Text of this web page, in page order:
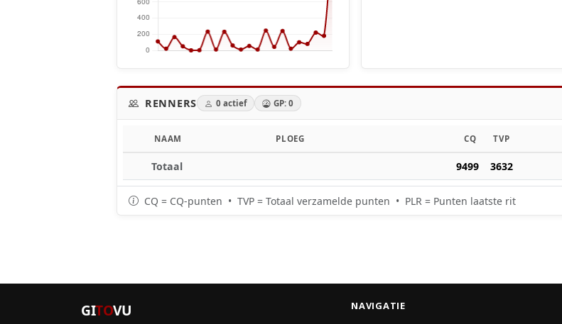
RENNERS 0 actief GP: 0
NAAM PLOEG CQ TVP
Totaal 9499 3632
CQ = CQ-punten • TVP = Totaal verzamelde punten • PLR = Punten laatste rit
GITOVU NAVIGATIE